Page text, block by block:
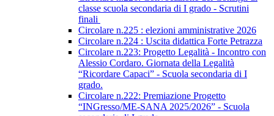
classe scuola secondaria di I grado - Scrutini
finali
Circolare n.225 : elezioni amministrative 2026
Circolare n.224 : Uscita didattica Forte Petrazza
Circolare n.223: Progetto Legalità - Incontro con
Alessio Cordaro. Giornata della Legalità
“Ricordare Capaci” - Scuola secondaria di I
grado.
Circolare n.222: Premiazione Progetto
“INGresso/ME-SANA 2025/2026” - Scuola